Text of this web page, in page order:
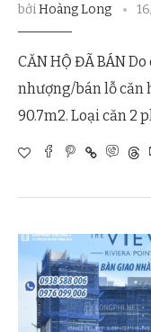
bởiHoàng Long
CĂN HỘ ĐÃ BÁN
nhượng/bán lỗ căn
90.7m2. Loại căn 2